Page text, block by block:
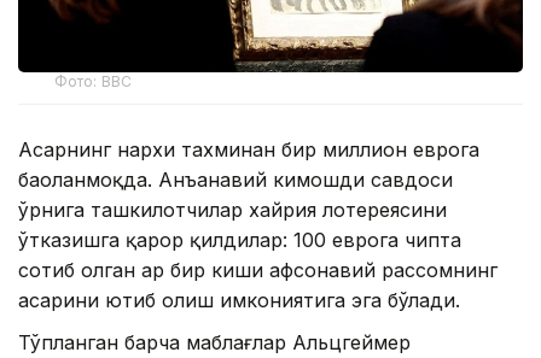
Фото: BBC
Асарнинг нархи тахминан бир миллион еврога
баҳоланмоқда. Анъанавий кимошди савдоси
ўрнига ташкилотчилар хайрия лотереясини
ўтказишга қарор қилдилар: 100 еврога чипта
сотиб олган ҳар бир киши афсонавий рассомнинг
асарини ютиб олиш имкониятига эга бўлади.
Тўпланган барча маблағлар Альцгеймер